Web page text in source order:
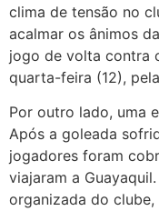
clima de tensão no
acalmar os ânimos
jogo de volta contra
quarta-feira (12),
Por outro lado, uma
Após a goleada
jogadores foram
viajaram a
organizada do